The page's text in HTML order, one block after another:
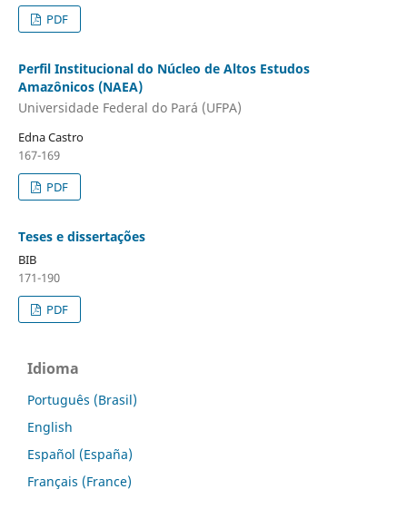
PDF
Perfil Institucional do Núcleo de Altos Estudos
Amazônicos (NAEA)
Universidade Federal do Pará (UFPA)
Edna Castro
167-169
PDF
Teses e dissertações
BIB
171-190
PDF
Idioma
Português (Brasil)
English
Español (España)
Français (France)